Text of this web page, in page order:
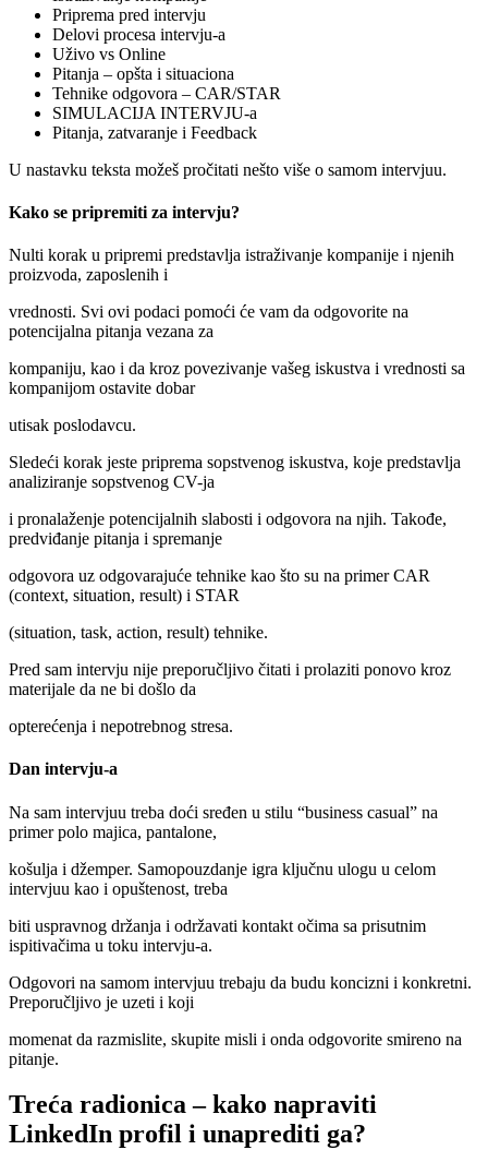
Priprema pred intervju
Delovi procesa intervju-a
Uživo vs Online
Pitanja – opšta i situaciona
Tehnike odgovora – CAR/STAR
SIMULACIJA INTERVJU-a
Pitanja, zatvaranje i Feedback
U nastavku teksta možeš pročitati nešto više o samom intervjuu.
Kako se pripremiti za intervju?
Nulti korak u pripremi predstavlja istraživanje kompanije i njenih
proizvoda, zaposlenih i
vrednosti. Svi ovi podaci pomoći će vam da odgovorite na
potencijalna pitanja vezana za
kompaniju, kao i da kroz povezivanje vašeg iskustva i vrednosti sa
kompanijom ostavite dobar
utisak poslodavcu.
Sledeći korak jeste priprema sopstvenog iskustva, koje predstavlja
analiziranje sopstvenog CV-ja
i pronalaženje potencijalnih slabosti i odgovora na njih. Takođe,
predviđanje pitanja i spremanje
odgovora uz odgovarajuće tehnike kao što su na primer CAR
(context, situation, result) i STAR
(situation, task, action, result) tehnike.
Pred sam intervju nije preporučljivo čitati i prolaziti ponovo kroz
materijale da ne bi došlo da
opterećenja i nepotrebnog stresa.
Dan intervju-a
Na sam intervjuu treba doći sređen u stilu “business casual” na
primer polo majica, pantalone,
košulja i džemper. Samopouzdanje igra ključnu ulogu u celom
intervjuu kao i opuštenost, treba
biti uspravnog držanja i održavati kontakt očima sa prisutnim
ispitivačima u toku intervju-a.
Odgovori na samom intervjuu trebaju da budu koncizni i konkretni.
Preporučljivo je uzeti i koji
momenat da razmislite, skupite misli i onda odgovorite smireno na
pitanje.
Treća radionica – kako napraviti
LinkedIn profil i unaprediti ga?